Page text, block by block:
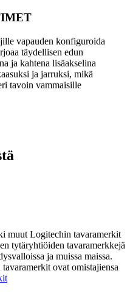
vapauden konfiguroida
täydellisen edun
ja kahtena lisäakselina
ja jarruksi, mikä
tavoin vammaisille
muut Logitechin tavaramerkit
tytäryhtiöiden tavaramerkkejä
ja muissa maissa.
ovat omistajiensa